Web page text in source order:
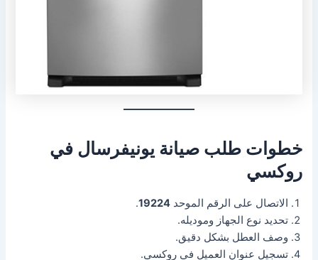
خطوات طلب صيانة يونيفرسال في
روكسي
الاتصال على الرقم الموحد19224
.
تحديد نوع الجهاز وموديله.
وصف العطل بشكل دقيق.
تسجيل عنوان العميل في روكسي.